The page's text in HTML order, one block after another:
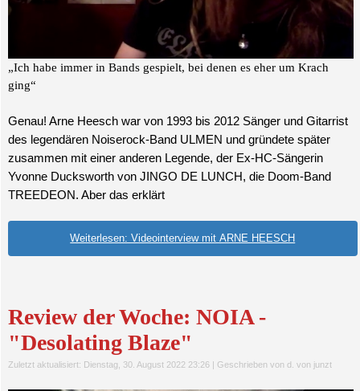
„Ich habe immer in Bands gespielt, bei denen es eher um Krach
ging“
Genau! Arne Heesch war von 1993 bis 2012 Sänger und Gitarrist
des legendären Noiserock-Band ULMEN und gründete später
zusammen mit einer anderen Legende, der Ex-HC-Sängerin
Yvonne Ducksworth von JINGO DE LUNCH, die Doom-Band
TREEDEON. Aber das erklärt
Weiterlesen: Videointerview mit ARNE HEESCH
Review der Woche: NOIA -
"Desolating Blaze"
Zuletzt aktualisiert: Dienstag, 30. August 2022 23:26| Geschrieben von d. von junzt